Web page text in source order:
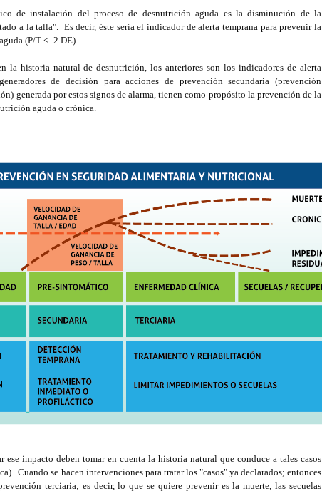
de instalación del proceso de desnutrición aguda es la disminución de la
a la talla". Es decir, éste sería el indicador de alerta temprana para prevenir la
(P/T <- 2 DE).
la historia natural de desnutrición, los anteriores son los indicadores de alerta
de decisión para acciones de prevención secundaria (prevención
generada por estos signos de alarma, tienen como propósito la prevención de la
aguda o crónica.
impacto deben tomar en cuenta la historia natural que conduce a tales casos
Cuando se hacen intervenciones para tratar los "casos" ya declarados; entonces
terciaria; es decir, lo que se quiere prevenir es la muerte, las secuelas